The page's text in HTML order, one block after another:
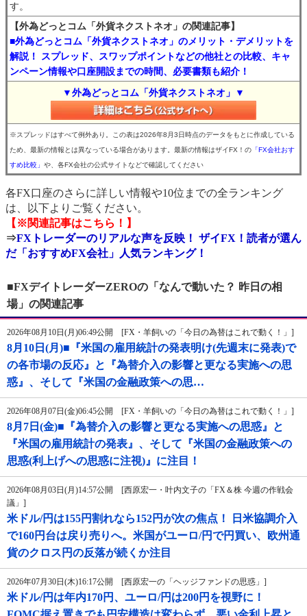
す。
【外為どっとコム「外貨ネクストネオ」の関連記事】
■外為どっとコム「外貨ネクストネオ」のメリット・デメリットを
解説！ スプレッド、スワップポイントなどの他社との比較、キャ
ンペーン情報や口座開設までの時間、必要書類も紹介！
▼外為どっとコム「外貨ネクストネオ」▼
※スプレッドはすべて例外あり。この表は2026年8月3日時点のデータをもとに作成している
ため、最新の情報とは異なっている場合があります。最新の情報はザイFX！の 「FX会社おす
すめ比較」 や、各FX会社の公式サイトなどで確認してください
各FX口座のさらに詳しい情報や10位までの全ランキング
は、以下よりご覧ください。
【※関連記事はこちら！】
⇒FXトレーダーのリアルな声を反映！ ザイFX！読者が選ん
だ「おすすめFX会社」人気ランキング！
■FXデイトレーダーZEROの「なんで動いた？ 昨日の相
場」の関連記事
2026年08月10日(月)06:49公開 [FX・羊飼いの「今日の為替はこれで動く！」]
8月10日(月)■『米国の雇用統計の発表明け(先週末に発表)で
の各市場の反応』と『為替介入の影響と更なる実施への思
惑』、そして『米国の金融政策への思…
2026年08月07日(金)06:45公開 [FX・羊飼いの「今日の為替はこれで動く！」]
8月7日(金)■『為替介入の影響と更なる実施への思惑』と
『米国の雇用統計の発表』、そして『米国の金融政策への
思惑(利上げへの思惑に注視)』に注目！
2026年08月03日(月)14:57公開 [西原宏一・叶内文子の「FX＆株 今週の作戦会
議」]
米ドル/円は155円割れなら152円が次の焦点！ 日米協調介入
で160円台は戻り売りへ。米国がユーロ/円で円買い、欧州通
貨のクロス円の反落が続くか注目
2026年07月30日(木)16:17公開 [西原宏一の「ヘッジファンドの思惑」]
米ドル/円は年内170円、ユーロ/円は200円を視野に！